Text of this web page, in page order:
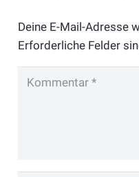
Deine E-Mail-Adresse
Erforderliche Felder